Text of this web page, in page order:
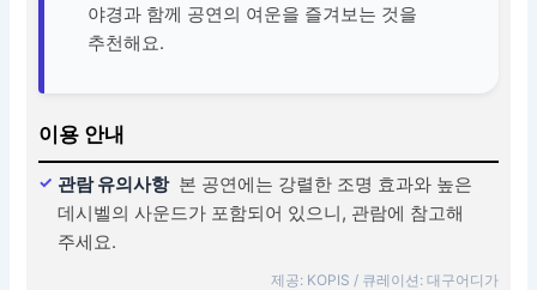
야경과 함께 공연의 여운을 즐겨보는 것을
추천해요.
이용 안내
관람 유의사항 본 공연에는 강렬한 조명 효과와 높은
데시벨의 사운드가 포함되어 있으니, 관람에 참고해
주세요.
제공: KOPIS / 큐레이션: 대구어디가